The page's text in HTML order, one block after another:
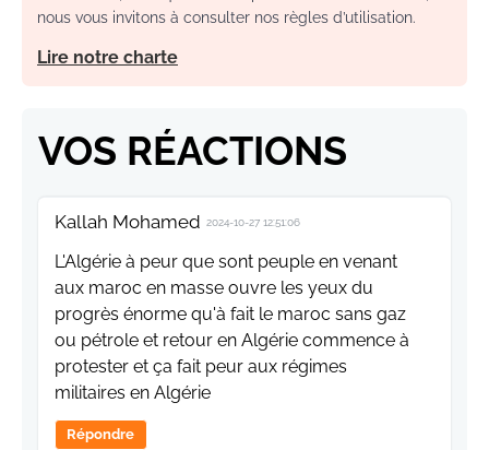
nous vous invitons à consulter nos règles d’utilisation.
Lire notre charte
VOS RÉACTIONS
Kallah Mohamed 2024-10-27 12:51:06
L'Algérie à peur que sont peuple en venant
aux maroc en masse ouvre les yeux du
progrès énorme qu'à fait le maroc sans gaz
ou pétrole et retour en Algérie commence à
protester et ça fait peur aux régimes
militaires en Algérie
Répondre